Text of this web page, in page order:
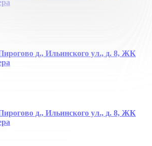
д., Ильинского ул., д. 8, ЖК
д., Ильинского ул., д. 8, ЖК